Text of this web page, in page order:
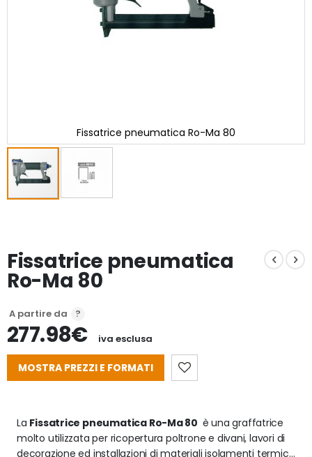
Fissatrice pneumatica Ro-Ma 80
di
immagini
Fissatrice pneumatica
Ro-Ma 80
A partire da
277.98€ iva esclusa
MOSTRA PREZZI E FORMATI
La Fissatrice pneumatica Ro-Ma 80 è una graffatrice
molto utilizzata per ricopertura poltrone e divani, lavori di
decorazione ed installazioni di materiali isolamenti termici